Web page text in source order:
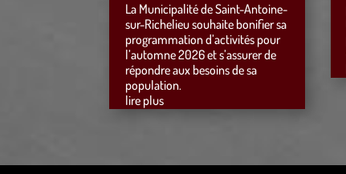
La Municipalité de Saint-Antoine-
sur-Richelieu souhaite bonifier sa
programmation d’activités pour
l’automne 2026 et s’assurer de
répondre aux besoins de sa
population.
lire plus